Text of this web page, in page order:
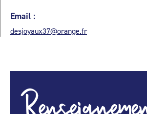
Email :
desjoyaux37@orange.fr